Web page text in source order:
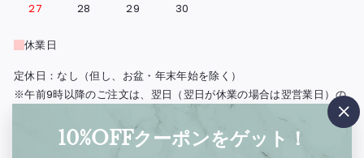
10%OFFクーポンをゲット！ "閉
27
28 29 30
休業日
定休日：なし（但し、お盆・年末年始を除く）
※午前9時以降のご注文は、翌日（翌日が休業の場合は翌営業日）の
※北海道・島根県と広島県の一部地域・鳥取・岡山・山口・四国・九
州・沖縄は、出荷の翌々日のお届けとなります。